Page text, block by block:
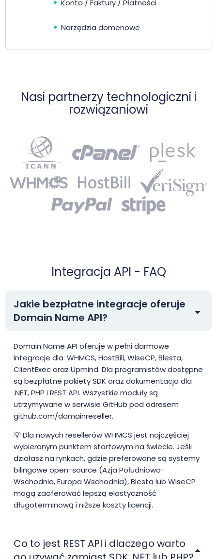
Konta / Faktury / Płatności
Narzędzia domenowe
Nasi partnerzy technologiczni i
rozwiązaniowi
Integracja API - FAQ
Jakie bezpłatne integracje oferuje
Domain Name API?
Domain Name API oferuje w pełni darmowe
integracje dla: WHMCS, HostBill, WiseCP, Blesta,
ClientExec oraz Upmind. Dla programistów dostępne
są bezpłatne pakiety SDK oraz dokumentacja dla
.NET, PHP i REST API. Wszystkie moduły są
utrzymywane w serwisie GitHub pod adresem
github.com/domainreseller.
💡 Dla nowych resellerów WHMCS jest najczęściej
wybieranym punktem startowym na świecie. Jeśli
działasz na rynkach, gdzie preferowane są systemy
bilingowe open-source (Azja Południowo-
Wschodnia, Europa Wschodnia), Blesta lub WiseCP
mogą zaoferować lepszą elastyczność
długoterminową i niższe koszty licencji.
Co to jest REST API i dlaczego warto